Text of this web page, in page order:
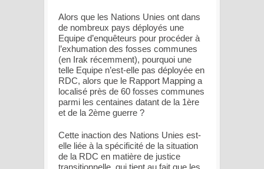
Alors que les Nations Unies ont dans
de nombreux pays déployés une
Equipe d’enquêteurs pour procéder à
l’exhumation des fosses communes
(en Irak récemment), pourquoi une
telle Equipe n’est-elle pas déployée en
RDC, alors que le Rapport Mapping a
localisé près de 60 fosses communes
parmi les centaines datant de la 1ère
et de la 2ème guerre ?
Cette inaction des Nations Unies est-
elle liée à la spécificité de la situation
de la RDC en matière de justice
transitionnelle, qui tient au fait que les